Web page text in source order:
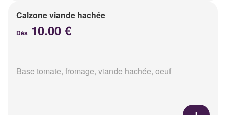
Calzone viande hachée
Dès 10.00 €
Base tomate, fromage, viande hachée, oeuf